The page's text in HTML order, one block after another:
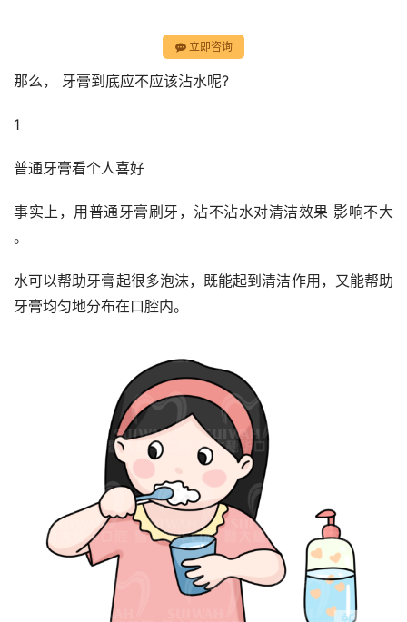
立即咨询
那么， 牙膏到底应不应该沾水呢?
1
普通牙膏看个人喜好
事实上，用普通牙膏刷牙，沾不沾水对清洁效果 影响不大
。
水可以帮助牙膏起很多泡沫，既能起到清洁作用，又能帮助
牙膏均匀地分布在口腔内。